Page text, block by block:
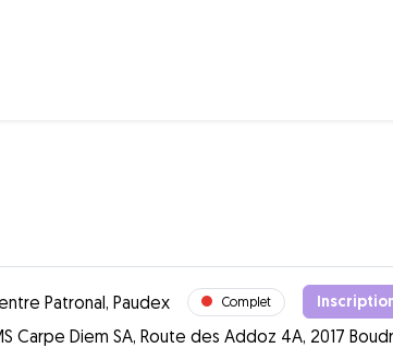
Patronal, Paudex Complet
Carpe Diem SA, Route des Addoz 4A, 2017